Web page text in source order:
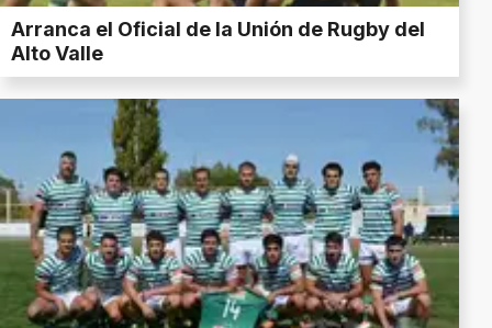
Arranca el Oficial de la Unión de Rugby del
Alto Valle